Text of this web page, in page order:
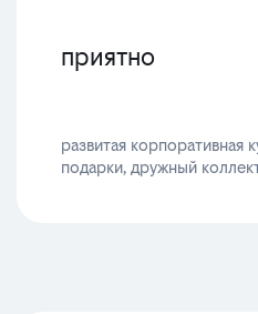
приятно
развитая корпоративная
подарки, дружный